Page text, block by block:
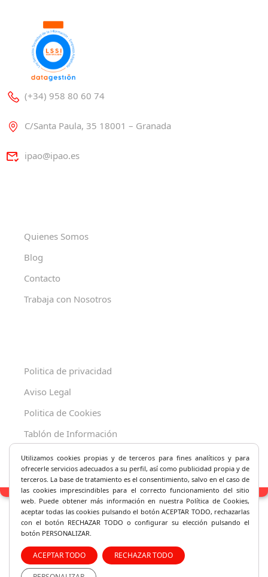
(+34) 958 80 60 74
C/Santa Paula, 35 18001 – Granada
ipao@ipao.es
Quienes Somos
Blog
Contacto
Trabaja con Nosotros
Politica de privacidad
Aviso Legal
Politica de Cookies
Tablón de Información
Decreto 625/2019
Utilizamos cookies propias y de terceros para fines analíticos y para
ofrecerle servicios adecuados a su perfil, así como publicidad propia y de
terceros. La base de tratamiento es el consentimiento, salvo en el caso de
las cookies imprescindibles para el correcto funcionamiento del sitio
web. Puede obtener más información en nuestra Política de Cookies,
aceptar todas las cookies pulsando el botón ACEPTAR TODO, rechazarlas
con el botón RECHAZAR TODO o configurar su elección pulsando el
botón PERSONALIZAR.
ACEPTAR TODO RECHAZAR TODO